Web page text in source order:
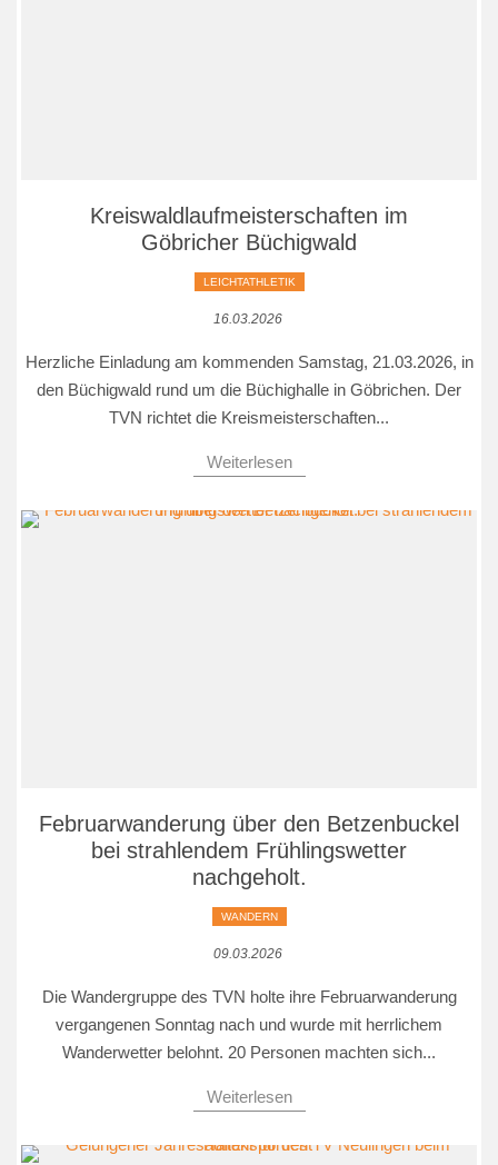
Kreiswaldlaufmeisterschaften im
Göbricher Büchigwald
LEICHTATHLETIK
16.03.2026
Herzliche Einladung am kommenden Samstag, 21.03.2026, in
den Büchigwald rund um die Büchighalle in Göbrichen. Der
TVN richtet die Kreismeisterschaften...
Weiterlesen
Februarwanderung über den Betzenbuckel
bei strahlendem Frühlingswetter
nachgeholt.
WANDERN
09.03.2026
Die Wandergruppe des TVN holte ihre Februarwanderung
vergangenen Sonntag nach und wurde mit herrlichem
Wanderwetter belohnt. 20 Personen machten sich...
Weiterlesen